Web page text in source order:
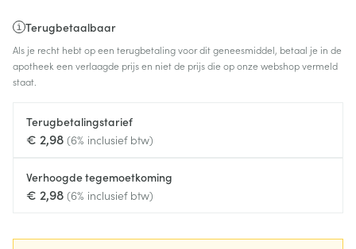
Terugbetaalbaar
Als je recht hebt op een terugbetaling voor dit geneesmiddel, betaal je in de
apotheek een verlaagde prijs en niet de prijs die op onze webshop vermeld
staat.
Terugbetalingstarief
€ 2,98 (6% inclusief btw)
Verhoogde tegemoetkoming
€ 2,98 (6% inclusief btw)